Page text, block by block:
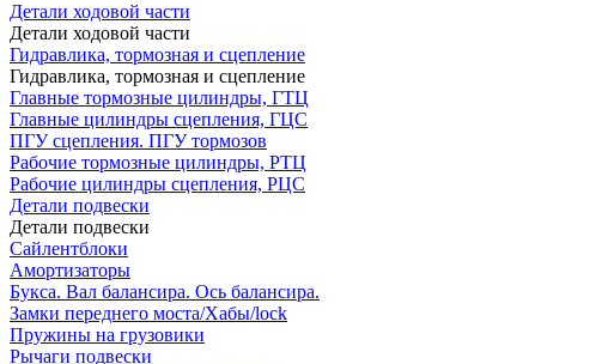
Детали ходовой части
Детали ходовой части
Гидравлика, тормозная и сцепление
Гидравлика, тормозная и сцепление
Главные тормозные цилиндры, ГТЦ
Главные цилиндры сцепления, ГЦС
ПГУ сцепления. ПГУ тормозов
Рабочие тормозные цилиндры, РТЦ
Рабочие цилиндры сцепления, РЦС
Детали подвески
Детали подвески
Cайлентблоки
Амортизаторы
Букса. Вал балансира. Ось балансира.
Замки переднего моста/Хабы/lock
Пружины на грузовики
Рычаги подвески